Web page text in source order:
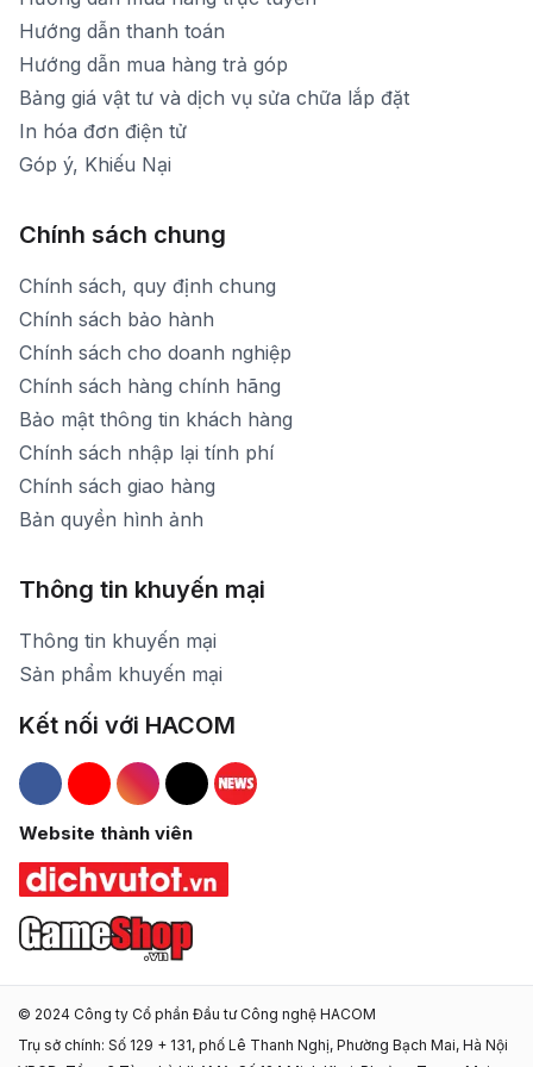
Hướng dẫn thanh toán
Hướng dẫn mua hàng trả góp
Bảng giá vật tư và dịch vụ sửa chữa lắp đặt
In hóa đơn điện tử
Góp ý, Khiếu Nại
Chính sách chung
Chính sách, quy định chung
Chính sách bảo hành
Chính sách cho doanh nghiệp
Chính sách hàng chính hãng
Bảo mật thông tin khách hàng
Chính sách nhập lại tính phí
Chính sách giao hàng
Bản quyền hình ảnh
Thông tin khuyến mại
Thông tin khuyến mại
Sản phẩm khuyến mại
Kết nối với HACOM
Hacom Facebook
Hacom YouTube
Hacom Instagram
Hacom TikTok
Website thành viên
© 2024 Công ty Cổ phần Đầu tư Công nghệ HACOM
Trụ sở chính: Số 129 + 131, phố Lê Thanh Nghị, Phường Bạch Mai, Hà Nội